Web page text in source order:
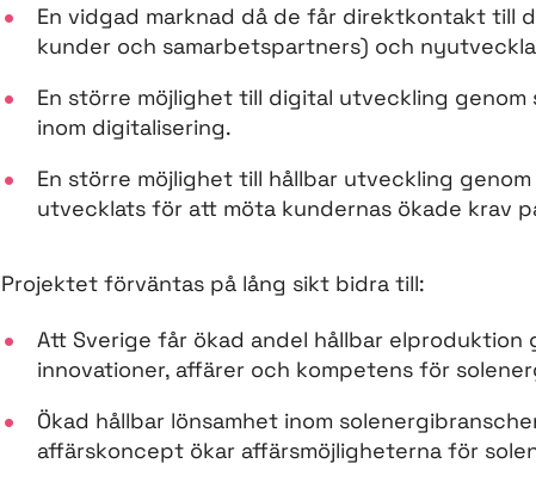
En vidgad marknad då de får direktkontakt till
kunder och samarbetspartners) och
En större möjlighet till digital utveckling
inom digitalisering.
En större möjlighet till hållbar utveckling
utvecklats för att möta kundernas ökade krav
Projektet förväntas på lång sikt bidra till:
Att Sverige får ökad andel hållbar elproduktion
innovationer, affärer och kompetens för
Ökad hållbar lönsamhet inom
affärskoncept ökar affärsmöjligheterna för